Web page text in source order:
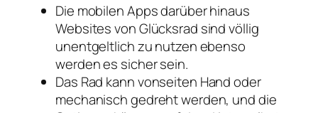
Die mobilen Apps darüber hinaus
Websites von Glücksrad sind völlig
unentgeltlich zu nutzen ebenso
werden es sicher sein.
Das Rad kann vonseiten Hand oder
mechanisch gedreht werden, und die